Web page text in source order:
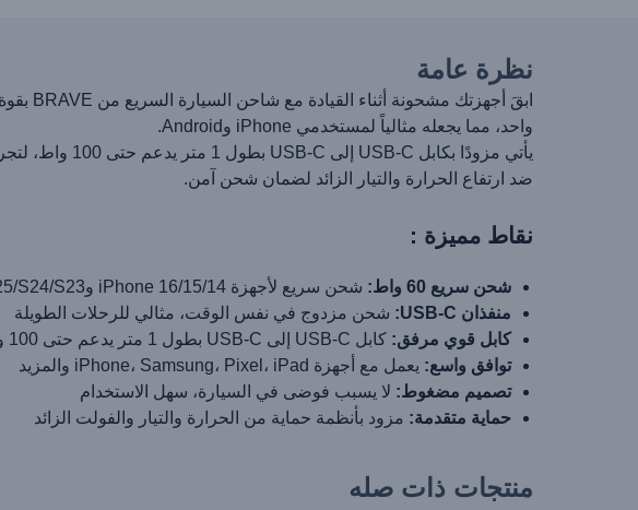
نظرة عامة
واحد، مما يجعله مثالياً لمستخدمي iPhone وAndroid.
ضد ارتفاع الحرارة والتيار الزائد لضمان شحن آمن.
نقاط مميزة :
شحن سريع 60 واط:
شحن سريع لأجهزة iPhone 16/15/14 وSamsung S25/S24/S23
منفذان USB-C:
شحن مزدوج في نفس الوقت، مثالي للرحلات الطويلة
كابل قوي مرفق: كابل USB-C إلى USB-C بطول 1 متر يدعم حتى 100 واط
توافق واسع: يعمل مع أجهزة iPhone، Samsung، Pixel، iPad والمزيد
تصميم مضغوط: لا يسبب فوضى في السيارة، سهل الاستخدام
حماية متقدمة: مزود بأنظمة حماية من الحرارة والتيار والفولت الزائد
منتجات ذات صله